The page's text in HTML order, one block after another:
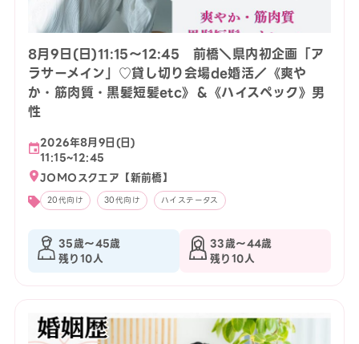
8月9日(日)11:15〜12:45 前橋＼県内初企画「ア
ラサーメイン」♡貸し切り会場de婚活／《爽や
か・筋肉質・黒髪短髪etc》＆《ハイスペック》男
性
2026年8月9日(日)
11:15~12:45
JOMOスクエア【新前橋】
20代向け 30代向け ハイステータス
35歳〜45歳
残り10人
33歳〜44歳
残り10人